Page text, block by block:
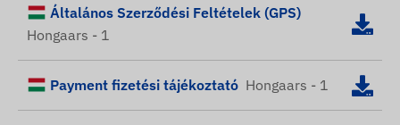
Általános Szerződési Feltételek (GPS)
Hongaars - 1
Payment fizetési tájékoztató Hongaars - 1